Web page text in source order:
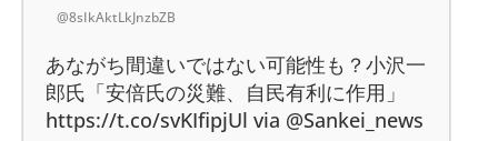
@8sIkAktLkJnzbZB
あながち間違いではない可能性も？小沢一
郎氏「安倍氏の災難、自民有利に作用」
https://t.co/svKIfipjUl via @Sankei_news